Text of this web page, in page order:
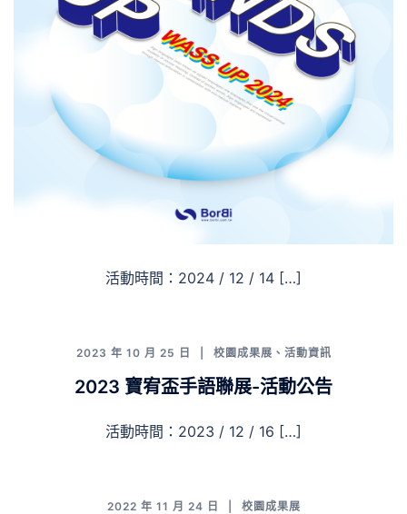
活動時間：2024 / 12 / 14 […]
2023 年 10 月 25 日 校園成果展 、 活動資訊
2023 寶宥盃手語聯展-活動公告
活動時間：2023 / 12 / 16 […]
2022 年 11 月 24 日 校園成果展